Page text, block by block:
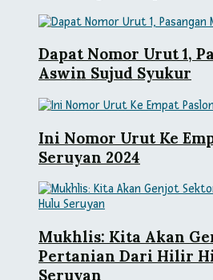
Dapat Nomor Urut 1,
Aswin Sujud Syukur
Ini Nomor Urut Ke
Seruyan 2024
Mukhlis: Kita Akan
Pertanian Dari Hilir
Seruyan